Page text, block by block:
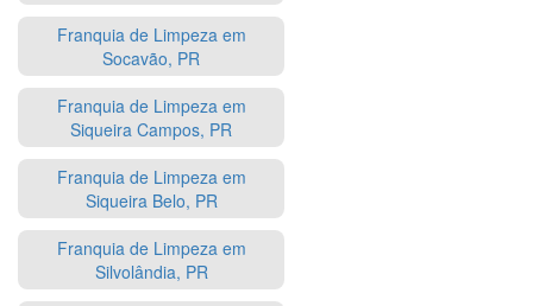
Franquia de Limpeza em
Socavão, PR
Franquia de Limpeza em
Siqueira Campos, PR
Franquia de Limpeza em
Siqueira Belo, PR
Franquia de Limpeza em
Silvolândia, PR